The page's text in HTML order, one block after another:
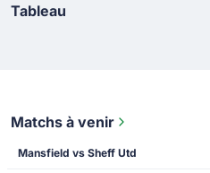
Tableau
Matchs à venir
Mansfield vs Sheff Utd